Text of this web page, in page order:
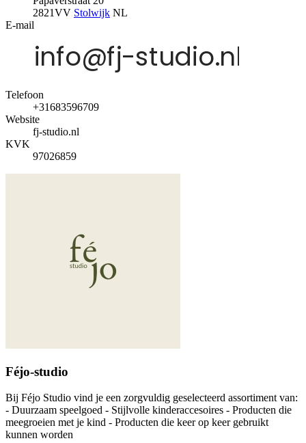
2821VV Stolwijk NL
E-mail
Telefoon
+31683596709
Website
fj-studio.nl
KVK
97026859
Féjo-studio
Bij Féjo Studio vind je een zorgvuldig geselecteerd assortiment van:
- Duurzaam speelgoed - Stijlvolle kinderaccesoires - Producten die
meegroeien met je kind - Producten die keer op keer gebruikt
kunnen worden